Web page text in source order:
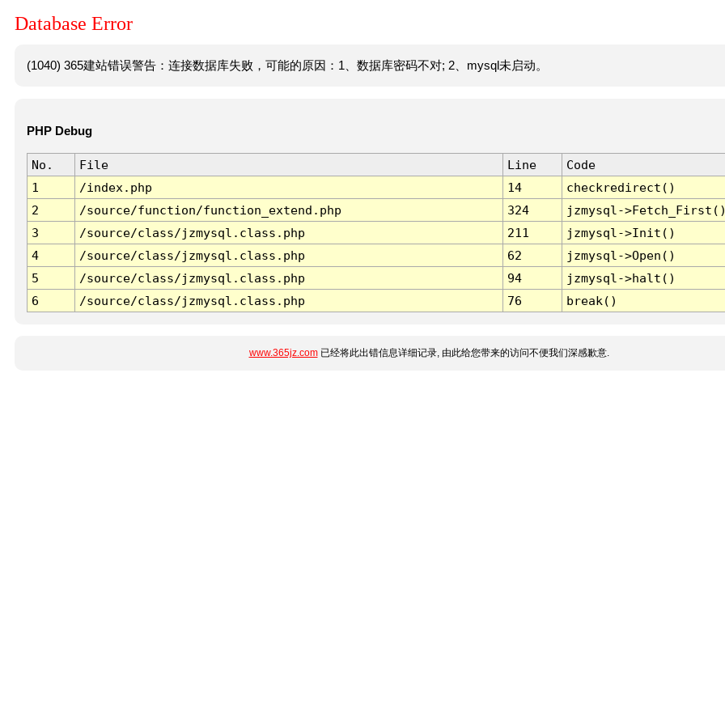
Database Error
(1040) 365建站错误警告：连接数据库失败，可能的原因：1、数据库密码不对; 2、mysql未启动。
PHP Debug
No. File Line
Code
1
/index.php 14
checkredirect()
2
/source/function/function_extend.php 324
jzmysql-
3
/source/class/jzmysql.class.php 211
jzmysql->Init()
4
/source/class/jzmysql.class.php 62
jzmysql->Open()
5
/source/class/jzmysql.class.php 94
jzmysql->halt()
6
/source/class/jzmysql.class.php 76 break()
www.365jz.com已经将此出错信息详细记录, 由此给您带来的访问不便我们深感歉意.